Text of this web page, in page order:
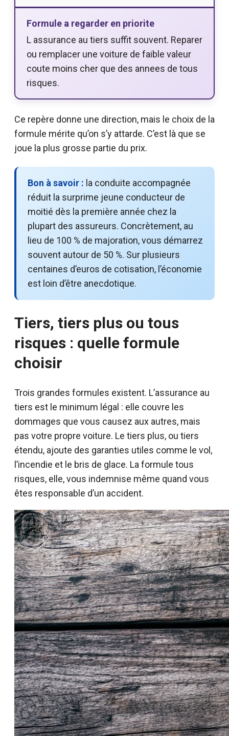
Formule a regarder en priorite
L assurance au tiers suffit souvent. Reparer
ou remplacer une voiture de faible valeur
coute moins cher que des annees de tous
risques.
Ce repère donne une direction, mais le choix de la
formule mérite qu’on s’y attarde. C’est là que se
joue la plus grosse partie du prix.
Bon à savoir : la conduite accompagnée
réduit la surprime jeune conducteur de
moitié dès la première année chez la
plupart des assureurs. Concrètement, au
lieu de 100 % de majoration, vous démarrez
souvent autour de 50 %. Sur plusieurs
centaines d’euros de cotisation, l’économie
est loin d’être anecdotique.
Tiers, tiers plus ou tous
risques : quelle formule
choisir
Trois grandes formules existent. L’assurance au
tiers est le minimum légal : elle couvre les
dommages que vous causez aux autres, mais
pas votre propre voiture. Le tiers plus, ou tiers
étendu, ajoute des garanties utiles comme le vol,
l’incendie et le bris de glace. La formule tous
risques, elle, vous indemnise même quand vous
êtes responsable d’un accident.